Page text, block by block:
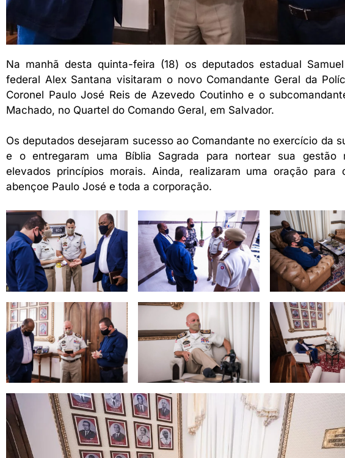
Na manhã desta quinta-feira (18) os deputados estadual
federal Alex Santana visitaram o novo Comandante Geral da
Coronel Paulo José Reis de Azevedo Coutinho e o
Machado, no Quartel do Comando Geral, em Salvador.
Os deputados desejaram sucesso ao Comandante no exercício da
e o entregaram uma Bíblia Sagrada para nortear sua gestão
elevados princípios morais. Ainda, realizaram uma oração para
abençoe Paulo José e toda a corporação.